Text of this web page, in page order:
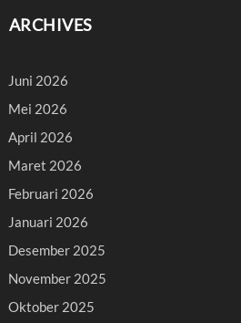
ARCHIVES
Juni 2026
Mei 2026
April 2026
Maret 2026
Februari 2026
Januari 2026
Desember 2025
November 2025
Oktober 2025